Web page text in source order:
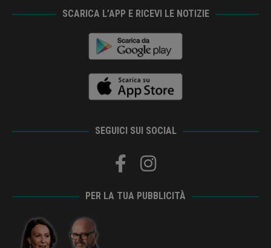
SCARICA L’APP E RICEVI LE NOTIZIE
SEGUICI SUI SOCIAL
PER LA TUA PUBBLICITÀ